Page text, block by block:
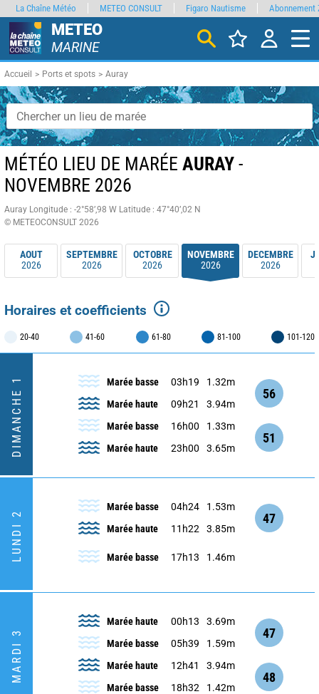
METEO
MARINE
Accueil Ports et spots Auray
MÉTÉO LIEU DE MARÉE AURAY -
NOVEMBRE 2026
Auray Longitude : -2°58’,98 W Latitude : 47°40’,02 N
© METEOCONSULT 2026
AOUT
2026
SEPTEMBRE
2026
OCTOBRE
2026
NOVEMBRE
2026
DECEMBRE
2026
Horaires et coefficients
20-40 41-60 61-80 81-100 101-120
DIMANCHE 1 Marée basse 03h19
1.32m
Marée haute
09h21 3.94m
56
Marée basse 16h00
1.33m
Marée haute
23h00 3.65m
51
LUNDI 2
Marée basse 04h24
1.53m
Marée haute
11h22 3.85m
47
Marée basse 17h13 1.46m
MARDI 3
Marée haute 00h13
3.69m
Marée basse
05h39 1.59m
47
Marée haute 12h41
3.94m
Marée basse
18h32 1.42m
48
La Chaîne Météo METEO CONSULT Figaro Nautisme Abonnement